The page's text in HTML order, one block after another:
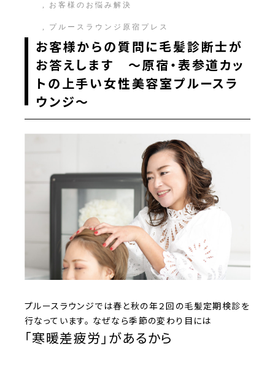
お客様のお悩み解決
プルースラウンジ原宿プレス
お客様からの質問に毛髪診断士が
お答えします 〜原宿・表参道カッ
トの上手い女性美容室プルースラ
ウンジ〜
プルースラウンジでは春と秋の年２回の毛髪定期検診を
行なっています。 なぜなら季節の変わり目には
「寒暖差疲労」があるから